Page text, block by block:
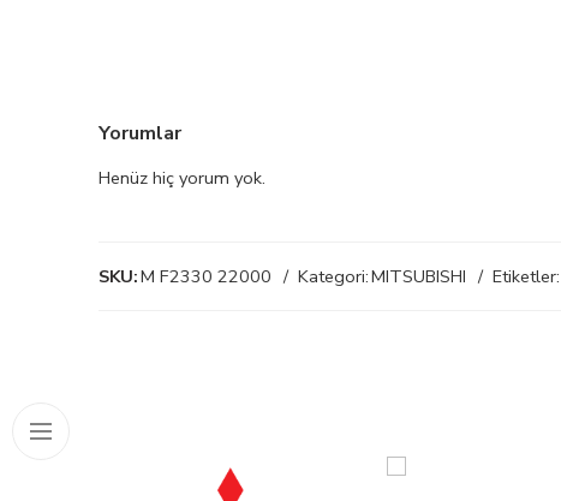
Yorumlar
Henüz hiç yorum yok.
SKU:M F2330 22000 Kategori:MITSUBISHI Etiketler: